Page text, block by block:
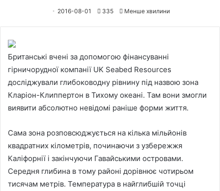
2016-08-01 335 Менше хвилини
Британські вчені за допомогою фінансуванні
гірничорудної компанії UK Seabed Resources
досліджували глибоководну рівнину під назвою зона
Кларіон-Клиппертон в Тихому океані. Там вони змогли
виявити абсолютно невідомі раніше форми життя.
Сама зона розповсюджується на кілька мільйонів
квадратних кілометрів, починаючи з узбережжя
Каліфорнії і закінчуючи Гавайськими островами.
Середня глибина в тому районі дорівнює чотирьом
тисячам метрів. Температура в найглибшій точці